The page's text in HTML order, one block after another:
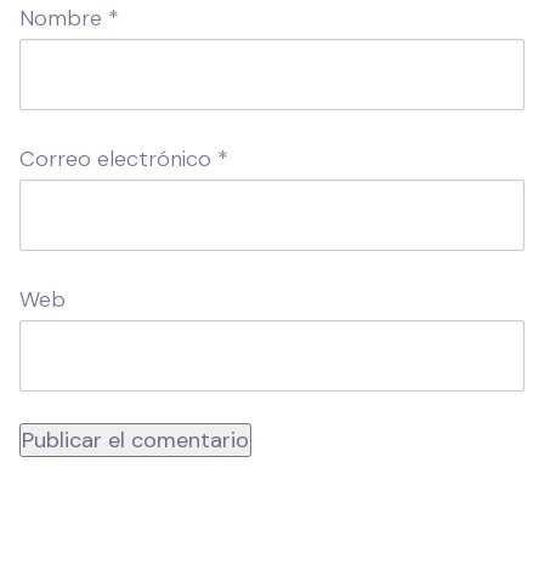
Nombre *
Correo electrónico *
Web